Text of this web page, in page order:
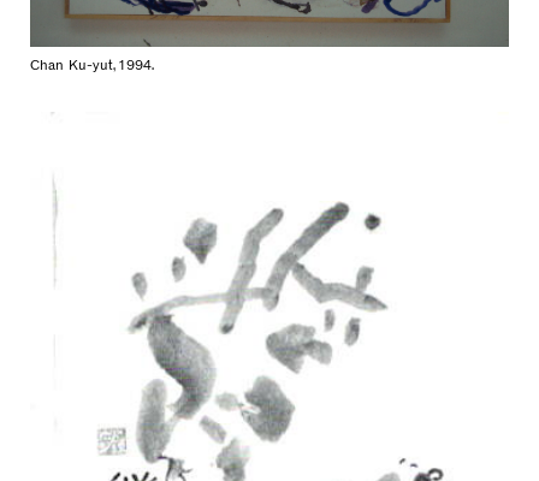
Chan Ku-yut, 1994.